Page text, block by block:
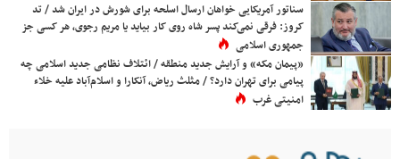
سناتور آمریکایی خواهان ارسال اسلحه برای شورش در ایران شد / تد
کروز: فرقی نمی‌کند پسر شاه روی کار بیاید یا مریم رجوی، هر کسی جز
جمهوری اسلامی
«پیمان مکه» و آرایش جدید منطقه / ائتلاف نظامی جدید اسلامی چه
پیامی برای تهران دارد؟ / مثلث ریاض، آنکارا و اسلام‌آباد علیه خلاء
امنیتی غرب